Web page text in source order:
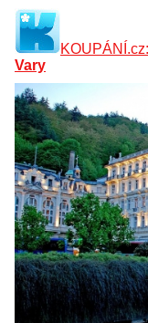
KOUPÁNÍ.cz:
Vary